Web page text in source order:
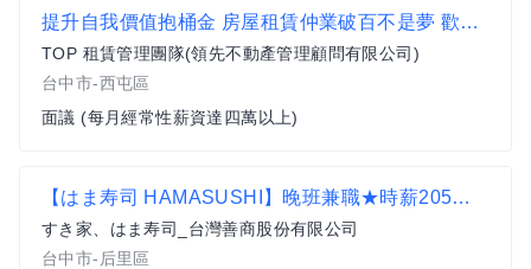
提升自我價值抱桶金 房屋租賃仲業破百不是夢 歡迎無經驗新手加入我們
TOP 租賃管理團隊(領先不動產管理顧問有限公司)
台中市-西屯區
面議 (每月經常性薪資達四萬以上)
【はま寿司 HAMASUSHI】晚班兼職★時薪205元起(含全勤)★ 台中麗寶店
すき家、はま寿司_台灣善商股份有限公司
台中市-后里區